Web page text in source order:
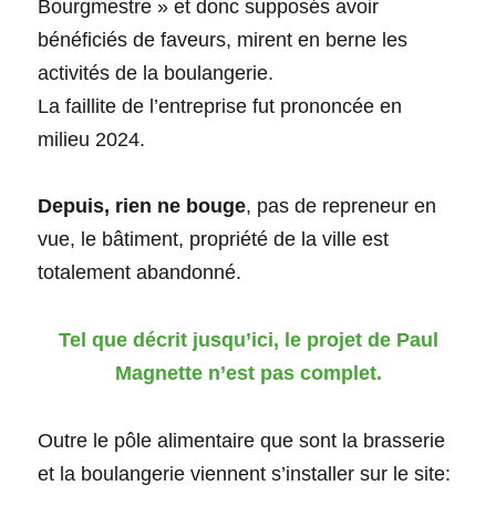
Bourgmestre » et donc supposés avoir
bénéficiés de faveurs, mirent en berne les
activités de la boulangerie.
La faillite de l’entreprise fut prononcée en
milieu 2024.
Depuis, rien ne bouge, pas de repreneur en
vue, le bâtiment, propriété de la ville est
totalement abandonné.
Tel que décrit jusqu’ici, le projet de Paul
Magnette n’est pas complet.
Outre le pôle alimentaire que sont la brasserie
et la boulangerie viennent s’installer sur le site: